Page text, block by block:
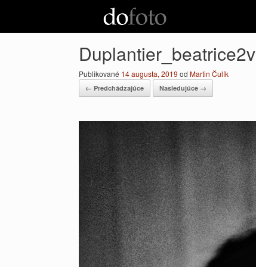
Duplantier_beatrice2v
Publikované 14 augusta, 2019 od Martin Čulík
← Predchádzajúce Nasledujúce →